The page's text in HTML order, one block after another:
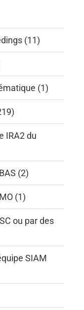
(11)
(1)
IRA2 du
(2)
(1)
ou par des
SIAM